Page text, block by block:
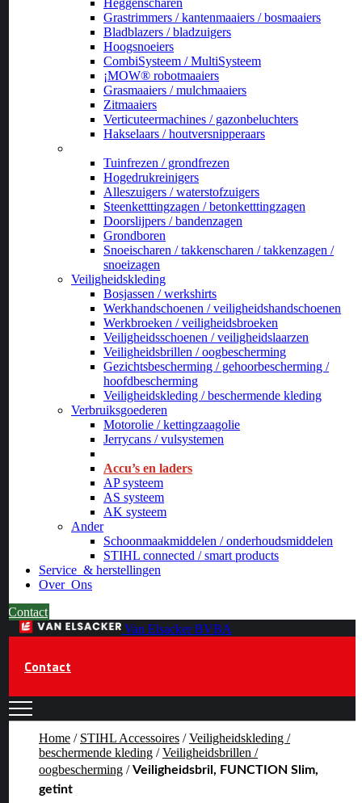
Heggenscharen
Grastrimmers / kantenmaaiers / bosmaaiers
Bladblazers / bladzuigers
Hoogsnoeiers
CombiSysteem / MultiSysteem
¡MOW® robotmaaiers
Grasmaaiers / mulchmaaiers
Zitmaaiers
Verticuteermachines / gazonbeluchters
Hakselaars / houtversnipperaars
Tuinfrezen / grondfrezen
Hogedrukreinigers
Alleszuigers / waterstofzuigers
Steenketttingzagen / betonketttingzagen
Doorslijpers / bandenzagen
Grondboren
Snoeischaren / takkenscharen / takkenzagen /
snoeizagen
Veiligheidskleding
Bosjassen / werkshirts
Werkhandschoenen / veiligheidshandschoenen
Werkbroeken / veiligheidsbroeken
Veiligheidsschoenen / veiligheidslaarzen
Veiligheidsbrillen / oogbescherming
Gezichtsbescherming / gehoorbescherming /
hoofdbescherming
Veiligheidskleding / beschermende kleding
Verbruiksgoederen
Motorolie / kettingzaagolie
Jerrycans / vulsystemen
Accu’s en laders
AP systeem
AS systeem
AK systeem
Ander
Schoonmaakmiddelen / onderhoudsmiddelen
STIHL connected / smart products
Service & herstellingen
Over Ons
Contact
Van Elsacker BVBA
Contact
Home / STIHL Accessoires /Veiligheidskleding /
beschermende kleding /Veiligheidsbrillen /
oogbescherming /Veiligheidsbril, FUNCTION Slim,
getint